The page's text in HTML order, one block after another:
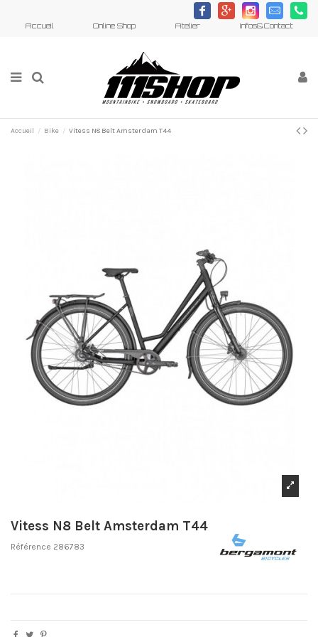
Accueil Online Shop Atelier Infos&Contact
c h d m j
Accueil Bike Vitess N8 Belt Amsterdam T44
Vitess N8 Belt Amsterdam T44
Référence 286783